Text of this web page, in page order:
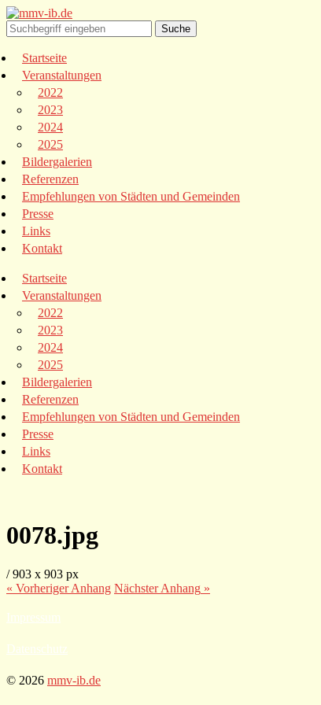
Startseite
Veranstaltungen
2022
2023
2024
2025
Bildergalerien
Referenzen
Empfehlungen von Städten und Gemeinden
Presse
Links
Kontakt
Startseite
Veranstaltungen
2022
2023
2024
2025
Bildergalerien
Referenzen
Empfehlungen von Städten und Gemeinden
Presse
Links
Kontakt
0078.jpg
/903 x 903 px
« VorherigerAnhang NächsterAnhang »
Impressum
Datenschutz
© 2026 mmv-ib.de